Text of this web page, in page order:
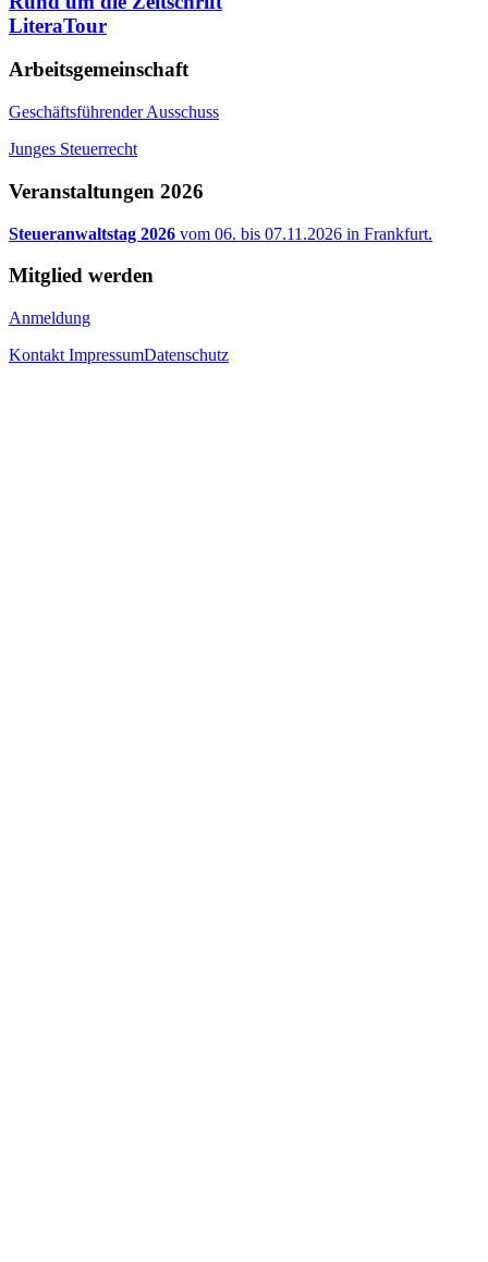
LiteraTour
Arbeitsgemeinschaft
Geschäftsführender Ausschuss
Junges Steuerrecht
Veranstaltungen 2026
Steueranwaltstag 2026 vom 06. bis 07.11.2026 in Frankfurt.
Mitglied werden
Anmeldung
Kontakt ImpressumDatenschutz